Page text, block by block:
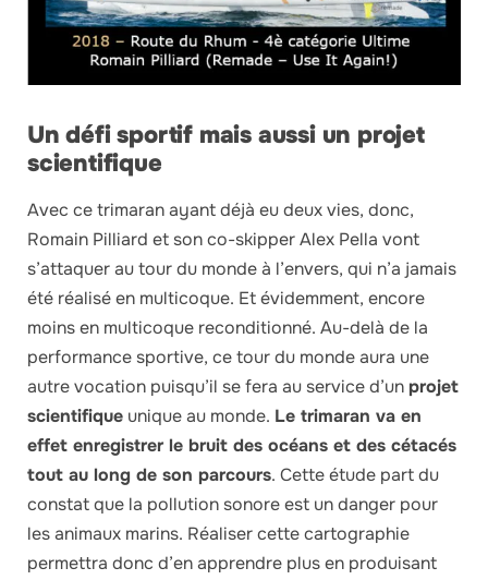
Un défi sportif mais aussi un projet
scientifique
Avec ce trimaran ayant déjà eu deux vies, donc,
Romain Pilliard et son co-skipper Alex Pella vont
s’attaquer au tour du monde à l’envers, qui n’a jamais
été réalisé en multicoque. Et évidemment, encore
moins en multicoque reconditionné. Au-delà de la
performance sportive, ce tour du monde aura une
autre vocation puisqu’il se fera au service d’unprojet
scientifique unique au monde. Le trimaran va en
effet enregistrer le bruit des océans et des cétacés
tout au long de son parcours. Cette étude part du
constat que la pollution sonore est un danger pour
les animaux marins. Réaliser cette cartographie
permettra donc d’en apprendre plus en produisant